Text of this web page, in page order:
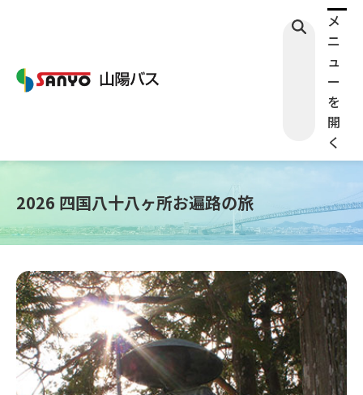
メ
ニ
ュ
ー
を
開
く
検索する
閉じる
2026 四国八十八ヶ所お遍路の旅